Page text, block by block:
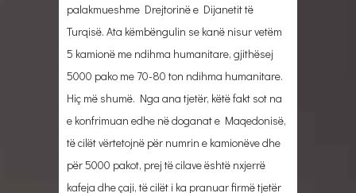
palakmueshme Drejtorinë e Dijanetit të
Turqisë. Ata këmbëngulin se kanë nisur vetëm
5 kamionë me ndihma humanitare, gjithësej
5000 pako me 70-80 ton ndihma humanitare.
Hiç më shumë. Nga ana tjetër, këtë fakt sot na
e konfrimuan edhe në doganat e Maqedonisë,
të cilët vërtetojnë për numrin e kamionëve dhe
për 5000 pakot, prej të cilave është nxjerrë
kafeja dhe çaji, të cilët i ka pranuar firmë tjetër